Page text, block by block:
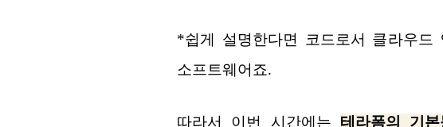
*쉽게 설명한다면 코드로서 클라우
소프트웨어죠.
따라서 이번 시간에는 테라폼의 기